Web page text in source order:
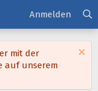
Anmelden
mit der
auf unserem